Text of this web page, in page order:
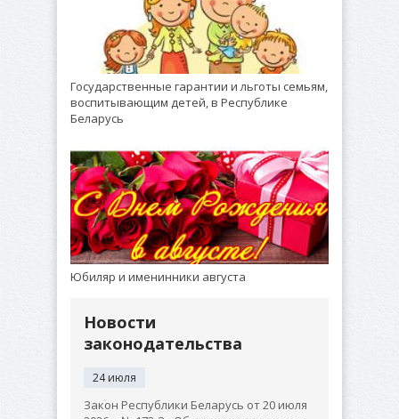
Государственные гарантии и льготы семьям,
воспитывающим детей, в Республике
Беларусь
Юбиляр и именинники августа
Новости
законодательства
24 июля
Закон Республики Беларусь от 20 июля